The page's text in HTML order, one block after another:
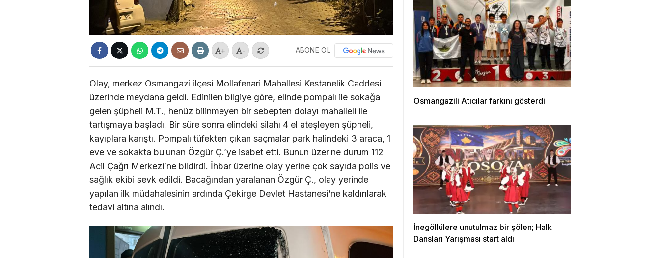
+ - ABONE OL
Olay, merkez Osmangazi ilçesi Mollafenari Mahallesi Kestanelik Caddesi
üzerinde meydana geldi. Edinilen bilgiye göre, elinde pompalı ile sokağa
gelen şüpheli M.T., henüz bilinmeyen bir sebepten dolayı mahalleli ile
tartışmaya başladı. Bir süre sonra elindeki silahı 4 el ateşleyen şüpheli,
kayıplara karıştı. Pompalı tüfekten çıkan saçmalar park halindeki 3 araca, 1
eve ve sokakta bulunan Özgür Ç.’ye isabet etti. Bunun üzerine durum 112
Acil Çağrı Merkezi’ne bildirdi. İhbar üzerine olay yerine çok sayıda polis ve
sağlık ekibi sevk edildi. Bacağından yaralanan Özgür Ç., olay yerinde
yapılan ilk müdahalesinin ardında Çekirge Devlet Hastanesi’ne kaldırılarak
tedavi altına alındı.
Osmangazili Atıcılar farkını gösterdi
İnegöllülere unutulmaz bir şölen; Halk
Dansları Yarışması start aldı